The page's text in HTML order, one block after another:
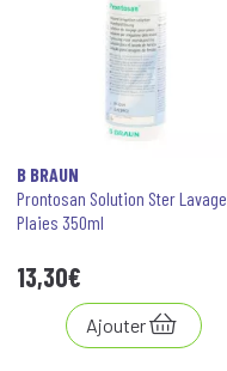
B BRAUN
Prontosan Solution Ster Lavage
Plaies 350ml
13,30€
Ajouter